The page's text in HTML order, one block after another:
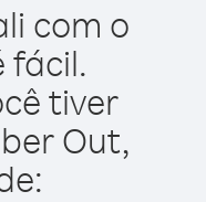
com o
fácil.
tiver
Out,